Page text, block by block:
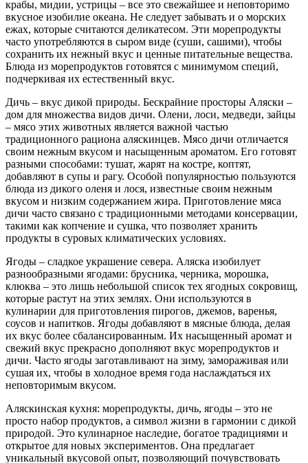
крабы, мидии, устрицы – все это свежайшее и неповторимо
вкусное изобилие океана. Не следует забывать и о морских
ежах, которые считаются деликатесом. Эти морепродукты
часто употребляются в сыром виде (суши, сашими), чтобы
сохранить их нежный вкус и ценные питательные вещества.
Блюда из морепродуктов готовятся с минимумом специй,
подчеркивая их естественный вкус.
Дичь – вкус дикой природы. Бескрайние просторы Аляски –
дом для множества видов дичи. Олени, лоси, медведи, зайцы
– мясо этих животных является важной частью
традиционного рациона аляскинцев. Мясо дичи отличается
своим нежным вкусом и насыщенным ароматом. Его готовят
разными способами: тушат, жарят на костре, коптят,
добавляют в супы и рагу. Особой популярностью пользуются
блюда из дикого оленя и лося, известные своим нежным
вкусом и низким содержанием жира. Приготовление мяса
дичи часто связано с традиционными методами консервации,
такими как копчение и сушка, что позволяет хранить
продукты в суровых климатических условиях.
Ягоды – сладкое украшение севера. Аляска изобилует
разнообразными ягодами: брусника, черника, морошка,
клюква – это лишь небольшой список тех ягодных сокровищ,
которые растут на этих землях. Они используются в
кулинарии для приготовления пирогов, джемов, варенья,
соусов и напитков. Ягоды добавляют в мясные блюда, делая
их вкус более сбалансированным. Их насыщенный аромат и
свежий вкус прекрасно дополняют вкус морепродуктов и
дичи. Часто ягоды заготавливают на зиму, замораживая или
сушая их, чтобы в холодное время года наслаждаться их
неповторимым вкусом.
Аляскинская кухня: морепродукты, дичь, ягоды – это не
просто набор продуктов, а символ жизни в гармонии с дикой
природой. Это кулинарное наследие, богатое традициями и
открытое для новых экспериментов. Она предлагает
уникальный вкусовой опыт, позволяющий почувствовать